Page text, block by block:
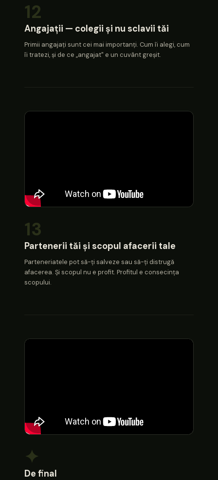
12
Angajații — colegii și nu sclavii tăi
Primii angajați sunt cei mai importanți. Cum îi alegi, cum
îi tratezi, și de ce „angajat" e un cuvânt greșit.
13
Partenerii tăi și scopul afacerii tale
Parteneriatele pot să-ți salveze sau să-ți distrugă
afacerea. Și scopul nu e profit. Profitul e consecința
scopului.
✦
De final